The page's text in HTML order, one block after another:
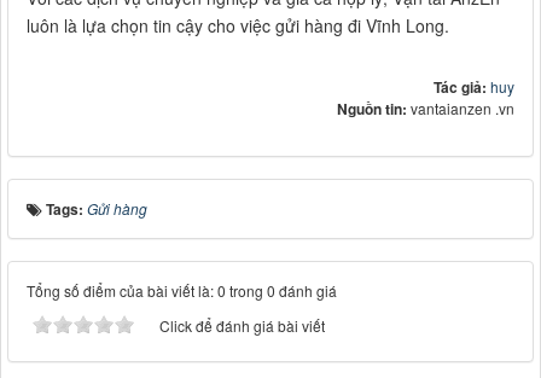
luôn là lựa chọn tin cậy cho việc gửi hàng đi Vĩnh Long.
Tác giả: huy
Nguồn tin: vantaianzen .vn
Tags: Gửi hàng
Tổng số điểm của bài viết là: 0 trong 0 đánh giá
Click để đánh giá bài viết